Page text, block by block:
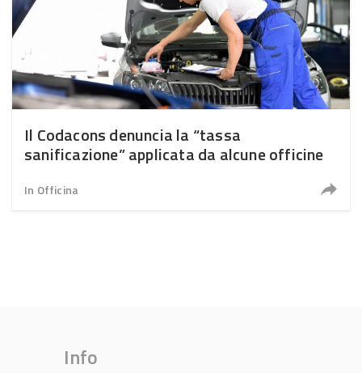
Il Codacons denuncia la “tassa
sanificazione” applicata da alcune officine
In Officina
Info